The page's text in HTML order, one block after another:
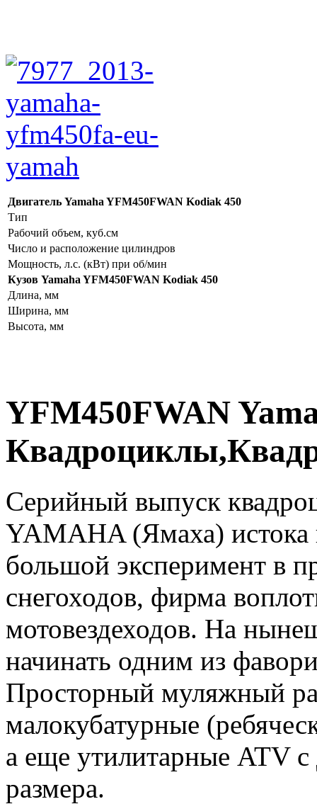
Двигатель Yamaha YFM450FWAN Kodiak 450
Тип
Рабочий объем, куб.см
Число и расположение цилиндров
Мощность, л.с. (кВт) при об/мин
Кузов Yamaha YFM450FWAN Kodiak 450
Длина, мм
Ширина, мм
Высота, мм
YFM450FWAN
Серийный выпуск
YAMAHA (Ямаха) истока
большой эксперимент в
снегоходов, фирма
мотовездеходов. На
начинать одним из
Просторный муляжный
малокубатурные
а еще утилитарные ATV
размера.